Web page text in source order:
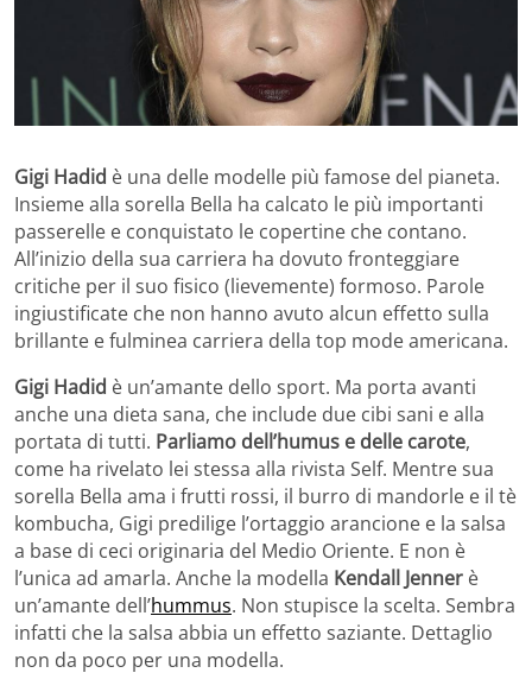
Gigi Hadid è una delle modelle più famose del pianeta.
Insieme alla sorella Bella ha calcato le più importanti
passerelle e conquistato le copertine che contano.
All’inizio della sua carriera ha dovuto fronteggiare
critiche per il suo fisico (lievemente) formoso. Parole
ingiustificate che non hanno avuto alcun effetto sulla
brillante e fulminea carriera della top mode americana.
Gigi Hadid è un’amante dello sport. Ma porta avanti
anche una dieta sana, che include due cibi sani e alla
portata di tutti. Parliamo dell’humus e delle carote,
come ha rivelato lei stessa alla rivista Self. Mentre sua
sorella Bella ama i frutti rossi, il burro di mandorle e il tè
kombucha, Gigi predilige l’ortaggio arancione e la salsa
a base di ceci originaria del Medio Oriente. E non è
l’unica ad amarla. Anche la modella Kendall Jenner è
un’amante dell’hummus. Non stupisce la scelta. Sembra
infatti che la salsa abbia un effetto saziante. Dettaglio
non da poco per una modella.